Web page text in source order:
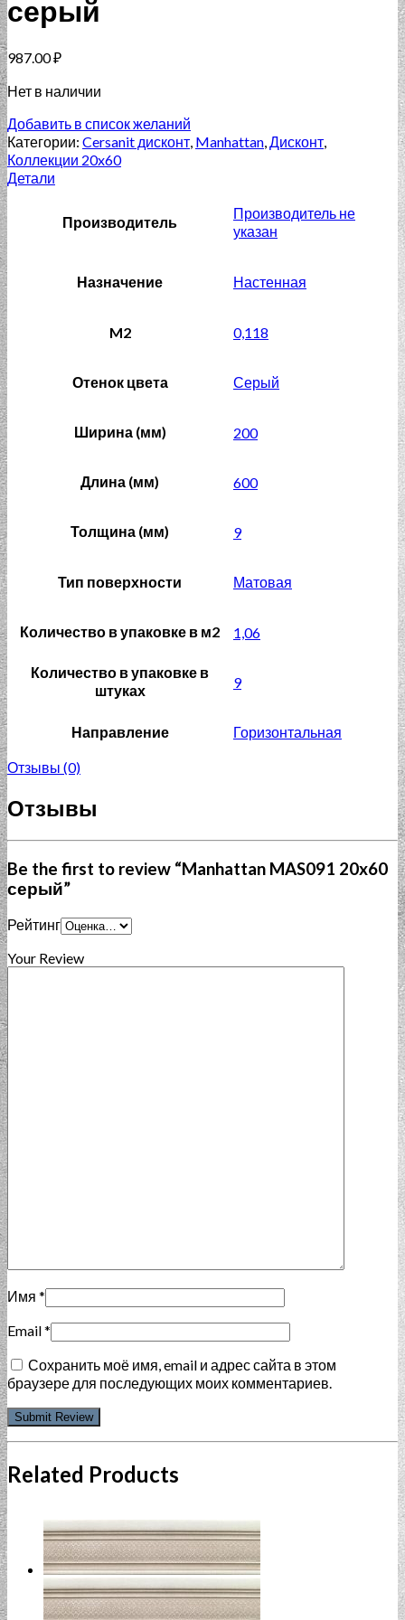
серый
987.00₽
Нет в наличии
Добавить в список желаний
Категории: Cersanit дисконт, Manhattan,Дисконт,
Коллекции 20x60
Детали
Производитель
Производитель не
указан
Назначение Настенная
M2 0,118
Отенок цвета Серый
Ширина (мм) 200
Длина (мм) 600
Толщина (мм) 9
Тип поверхности Матовая
Количество в упаковке в м2 1,06
Количество в упаковке в
штуках
9
Направление Горизонтальная
Отзывы (0)
Отзывы
Be the first to review “Manhattan MAS091 20x60
серый”
Рейтинг
Your Review
Имя *
Email*
Сохранить моё имя, email и адрес сайта в этом
браузере для последующих моих комментариев.
Related Products